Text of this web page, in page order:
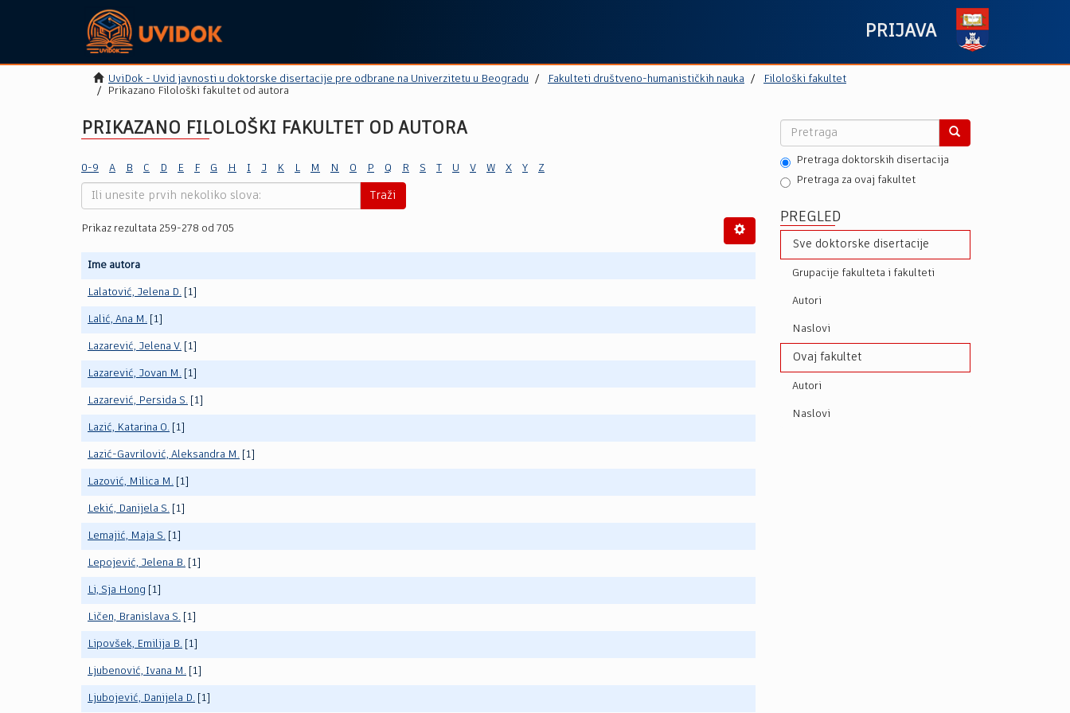
PRIJAVA
UviDok - Uvid javnosti u doktorske disertacije pre odbrane na Univerzitetu u Beogradu Fakulteti društveno-humanističkih nauka
Filološki fakultet
Prikazano Filološki fakultet od autora
PRIKAZANO FILOLOŠKI FAKULTET OD AUTORA
0-9 A B C D E F G H I J K L M N O P Q R S T U V W X Y Z
Traži
Prikaz rezultata 259-278 od 705
Ime autora
Lalatović, Jelena D. [1]
Lalić, Ana M. [1]
Lazarević, Jelena V. [1]
Lazarević, Jovan M. [1]
Lazarević, Persida S. [1]
Lazić, Katarina O. [1]
Lazić-Gavrilović, Aleksandra M. [1]
Lazović, Milica M. [1]
Lekić, Danijela S. [1]
Lemajić, Maja S. [1]
Lepojević, Jelena B. [1]
Li, Sja Hong [1]
Ličen, Branislava S. [1]
Lipovšek, Emilija B. [1]
Ljubenović, Ivana M. [1]
Ljubojević, Danijela D. [1]
Pretraga doktorskih disertacija
Pretraga za ovaj fakultet
PREGLED
Sve doktorske disertacije
Grupacije fakulteta i fakulteti
Autori
Naslovi
Ovaj fakultet
Autori
Naslovi